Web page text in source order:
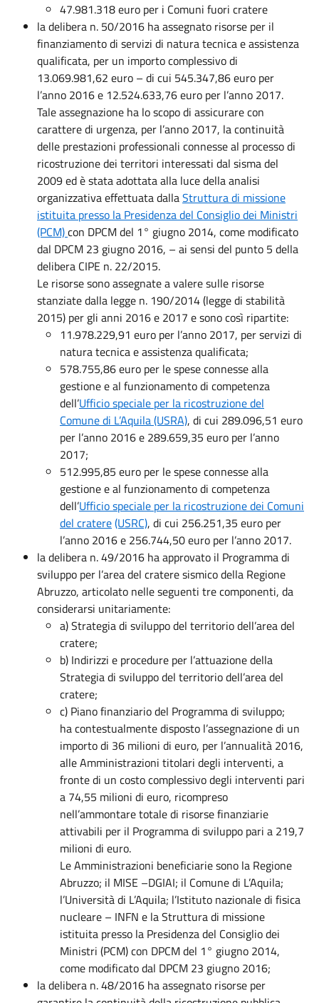
47.981.318 euro per i Comuni fuori cratere
la delibera n. 50/2016 ha assegnato risorse per il
finanziamento di servizi di natura tecnica e assistenza
qualificata, per un importo complessivo di
13.069.981,62 euro – di cui 545.347,86 euro per
l’anno 2016 e 12.524.633,76 euro per l’anno 2017.
Tale assegnazione ha lo scopo di assicurare con
carattere di urgenza, per l’anno 2017, la continuità
delle prestazioni professionali connesse al processo di
ricostruzione dei territori interessati dal sisma del
2009 ed è stata adottata alla luce della analisi
organizzativa effettuata dallaStruttura di missione
istituita presso la Presidenza del Consiglio dei Ministri
(PCM)con DPCM del 1° giugno 2014, come modificato
dal DPCM 23 giugno 2016, – ai sensi del punto 5 della
delibera CIPE n. 22/2015.
Le risorse sono assegnate a valere sulle risorse
stanziate dalla legge n. 190/2014 (legge di stabilità
2015) per gli anni 2016 e 2017 e sono così ripartite:
11.978.229,91 euro per l’anno 2017, per servizi di
natura tecnica e assistenza qualificata;
578.755,86 euro per le spese connesse alla
gestione e al funzionamento di competenza
dell’Ufficio speciale per la ricostruzione del
Comune di L’Aquila (USRA), di cui 289.096,51 euro
per l’anno 2016 e 289.659,35 euro per l’anno
2017;
512.995,85 euro per le spese connesse alla
gestione e al funzionamento di competenza
dell’Ufficio speciale per la ricostruzione dei Comuni
del cratere(USRC), di cui 256.251,35 euro per
l’anno 2016 e 256.744,50 euro per l’anno 2017.
la delibera n. 49/2016 ha approvato il Programma di
sviluppo per l’area del cratere sismico della Regione
Abruzzo, articolato nelle seguenti tre componenti, da
considerarsi unitariamente:
a) Strategia di sviluppo del territorio dell’area del
cratere;
b) Indirizzi e procedure per l’attuazione della
Strategia di sviluppo del territorio dell’area del
cratere;
c) Piano finanziario del Programma di sviluppo;
ha contestualmente disposto l’assegnazione di un
importo di 36 milioni di euro, per l’annualità 2016,
alle Amministrazioni titolari degli interventi, a
fronte di un costo complessivo degli interventi pari
a 74,55 milioni di euro, ricompreso
nell’ammontare totale di risorse finanziarie
attivabili per il Programma di sviluppo pari a 219,7
milioni di euro.
Le Amministrazioni beneficiarie sono la Regione
Abruzzo; il MISE –DGIAI; il Comune di L’Aquila;
l’Università di L’Aquila; l’Istituto nazionale di fisica
nucleare – INFN e la Struttura di missione
istituita presso la Presidenza del Consiglio dei
Ministri (PCM) con DPCM del 1° giugno 2014,
come modificato dal DPCM 23 giugno 2016;
la delibera n. 48/2016 ha assegnato risorse per